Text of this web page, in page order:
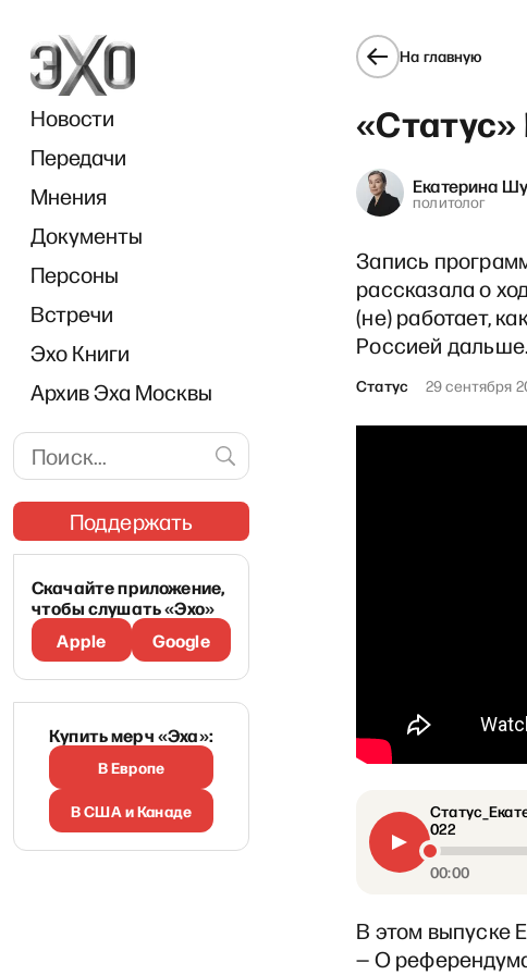
Новости
Передачи
Мнения
Документы
Персоны
Встречи
Эхо Книги
Архив Эха Москвы
Поддержать
Скачайте приложение,
чтобы слушать «Эхо»
Apple
Google
Купить мерч «Эха»:
В Европе
В США и Канаде
На главную
Екатерина
политолог
Запись
рассказала о
(не) работает,
Россией дальше.
Статус 29 сентября
022
00:00
В этом выпуске
— О
Breakfast